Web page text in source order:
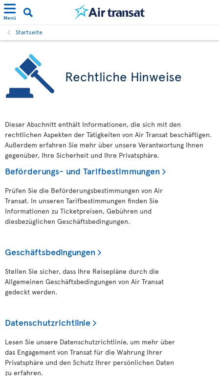
Menü
Startseite
Rechtliche Hinweise
Dieser Abschnitt enthält Informationen, die sich mit den
rechtlichen Aspekten der Tätigkeiten von Air Transat beschäftigen.
Außerdem erfahren Sie mehr über unsere Verantwortung Ihnen
gegenüber, Ihre Sicherheit und Ihre Privatsphäre.
Beförderungs- und Tarifbestimmungen
Prüfen Sie die Beförderungsbestimmungen von Air
Transat. In unseren Tarifbestimmungen finden Sie
Informationen zu Ticketpreisen, Gebühren und
diesbezüglichen Geschäftsbedingungen.
Geschäftsbedingungen
Stellen Sie sicher, dass Ihre Reisepläne durch die
Allgemeinen Geschäftsbedingungen von Air Transat
gedeckt werden.
Datenschutzrichtlinie
Lesen Sie unsere Datenschutzrichtlinie, um mehr über
das Engagement von Transat für die Wahrung Ihrer
Privatsphäre und den Schutz Ihrer persönlichen Daten
zu erfahren.